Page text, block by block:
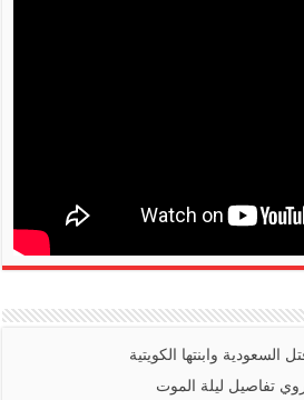
وابنتها الكويتية
تفاصيل ليلة الموت